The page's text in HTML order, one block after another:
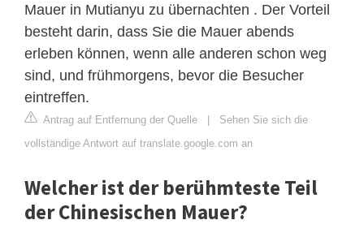
Mauer in Mutianyu zu übernachten . Der Vorteil
besteht darin, dass Sie die Mauer abends
erleben können, wenn alle anderen schon weg
sind, und frühmorgens, bevor die Besucher
eintreffen.
Antrag auf Entfernung der Quelle | Sehen Sie sich die
vollständige Antwort auf translate.google.com an
Welcher ist der berühmteste Teil
der Chinesischen Mauer?